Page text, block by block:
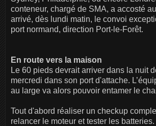
conteneur, chargé de SMA, a accosté
arrivé, dès lundi matin, le convoi
port normand, direction Port-le-Forêt.
En route vers la maison
Le 60 pieds devrait arriver dans la nuit
mercredi dans son port d'attache.
au large va alors pouvoir entamer le
Tout d'abord réaliser un checkup
relancer le moteur et tester les batteries.